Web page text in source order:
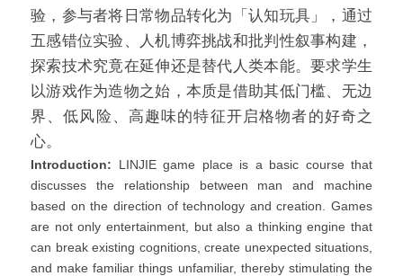
验，参与者将日常物品转化为「认知玩具」，通过
五感错位实验、人机博弈挑战和批判性叙事构建，
探索技术究竟在延伸还是替代人类本能。要求学生
以游戏作为造物之始，本质是借助其低门槛、无边
界、低风险、高趣味的特征开启格物者的好奇之
心。
Introduction: LINJIE game place is a basic course that
discusses the relationship between man and machine
based on the direction of technology and creation. Games
are not only entertainment, but also a thinking engine that
can break existing cognitions, create unexpected situations,
and make familiar things unfamiliar, thereby stimulating the